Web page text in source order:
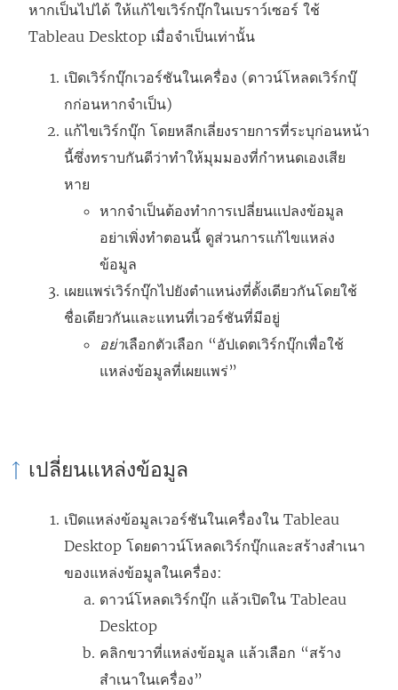
หากเป็นไปได้ ให้แก้ไขเวิร์กบุ๊กในเบราว์เซอร์ ใช้
Tableau Desktop เมื่อจำเป็นเท่านั้น
เปิดเวิร์กบุ๊กเวอร์ชันในเครื่อง (ดาวน์โหลดเวิร์กบุ๊
กก่อนหากจำเป็น)
แก้ไขเวิร์กบุ๊ก โดยหลีกเลี่ยงรายการที่ระบุก่อนหน้า
นี้ซึ่งทราบกันดีว่าทำให้มุมมองที่กำหนดเองเสีย
หาย
หากจำเป็นต้องทำการเปลี่ยนแปลงข้อมูล
อย่าเพิ่งทำตอนนี้ ดูส่วนการแก้ไขแหล่ง
ข้อมูล
เผยแพร่เวิร์กบุ๊กไปยังตำแหน่งที่ตั้งเดียวกันโดยใช้
ชื่อเดียวกันและแทนที่เวอร์ชันที่มีอยู่
อย่าเลือกตัวเลือก “อัปเดตเวิร์กบุ๊กเพื่อใช้
แหล่งข้อมูลที่เผยแพร่”
เปลี่ยนแหล่งข้อมูล
เปิดแหล่งข้อมูลเวอร์ชันในเครื่องใน Tableau
Desktop โดยดาวน์โหลดเวิร์กบุ๊กและสร้างสำเนา
ของแหล่งข้อมูลในเครื่อง:
ดาวน์โหลดเวิร์กบุ๊ก แล้วเปิดใน Tableau
Desktop
คลิกขวาที่แหล่งข้อมูล แล้วเลือก “สร้าง
สำเนาในเครื่อง”